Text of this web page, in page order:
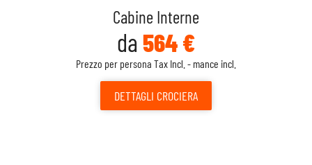
Cabine Interne
da 564 €
Prezzo per persona Tax Incl. - mance incl.
DETTAGLI CROCIERA